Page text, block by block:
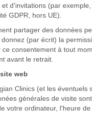
d'invitations (par exemple,
GDPR, hors UE).
partager des données
(par écrit) la
consentement à tout
avant le retrait.
web
Clinics (et les éventuels
générales de visite
votre ordinateur, l'heure